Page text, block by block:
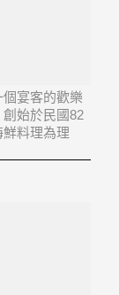
宴客的歡樂
始於民國82
料理為理